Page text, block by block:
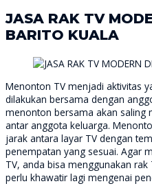
JASA RAK TV
BARITO KUALA
Menonton TV menjadi aktivitas
dilakukan bersama dengan
menonton bersama akan saling
antar anggota keluarga.
jarak antara layar TV dengan
penempatan yang sesuai. Agar
TV, anda bisa menggunakan
perlu khawatir lagi mengenai